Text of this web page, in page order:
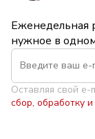
Еженедельная
нужное в
Оставляя свой e-
сбор, обработку